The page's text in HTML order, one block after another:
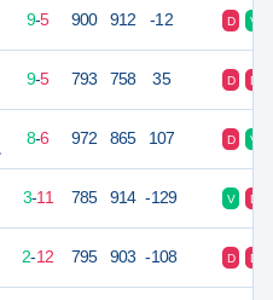
9-5 900 912 -12 D V
9-5 793 758 35 D D
8-6 972 865 107 D V
3-11 785 914 -129 V D
2-12 795 903 -108 D D